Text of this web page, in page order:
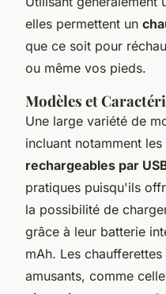
elles permettent un
que ce soit pour
ou même vos pieds.
Modèles et
Une large variété de
incluant notamment les
rechargeables par
pratiques puisqu'ils
la possibilité de
grâce à leur batterie
mAh. Les
amusants, comme